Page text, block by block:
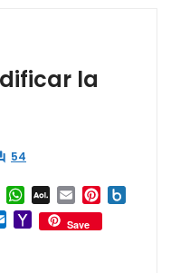
la
54
WhatsApp
AOL
Mail
Email Pinterest
Outlook.com
Yahoo
Mail
Save